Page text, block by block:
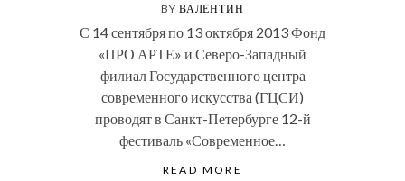
BY ВАЛЕНТИН
С 14 сентября по 13 октября 2013 Фонд
«ПРО АРТЕ» и Северо-Западный
филиал Государственного центра
современного искусства (ГЦСИ)
проводят в Санкт-Петербурге 12-й
фестиваль «Современное…
READ MORE